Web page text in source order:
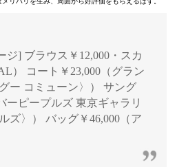
ジ] ブラウス￥12,000・スカ
） コート￥23,000（グラン
ー コミューン〉） サング
ーピープルズ 東京ギャラリ
ズ〉） バッグ￥46,000（ア